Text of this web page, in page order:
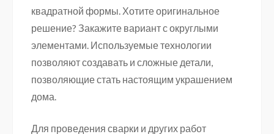
квадратной формы. Хотите оригинальное
решение? Закажите вариант с округлыми
элементами. Используемые технологии
позволяют создавать и сложные детали,
позволяющие стать настоящим украшением
дома.
Для проведения сварки и других работ